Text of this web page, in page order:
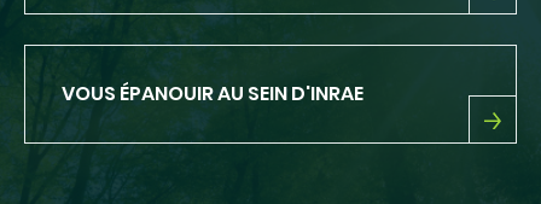
PROFESSIONNEL
DÉVELOPPER
VOUS ÉPANOUIR AU SEIN D'INRAE
VOUS